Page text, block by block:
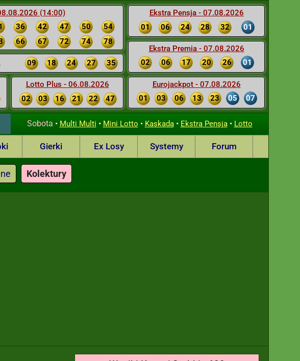
(14:00)
36 42 47 50
54
66 67 72 74 78
09 18 24 27 35
Lotto Plus - 06.08.2026
02
03 16 21 22 47
Ekstra Pensja - 07.08.2026
01
06 24 28 32 01
Ekstra Premia - 07.08.2026
02
06 17 20 26 01
Eurojackpot - 07.08.2026
01
03 06 13 23 05 07
Sobota • Multi Multi • Mini Lotto • Kaskada• Ekstra Pensja• Lotto
Gierki Ex Losy Systemy Forum
Kolektury